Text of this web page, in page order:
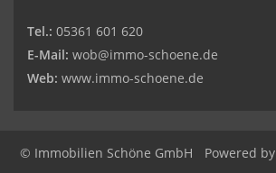
Tel.: 05361 601 620
E-Mail: wob@immo-schoene.de
Web: www.immo-schoene.de
© Immobilien Schöne GmbH Powered by
MANGELHAFT